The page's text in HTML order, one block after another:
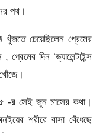
পথ।
চেয়েছিলেন প্রেমের
দিন ‘ভ্যালেন্টাইন্স
-র সেই জুন মাসের কথা।
শরীরে বাসা বেঁধেছে